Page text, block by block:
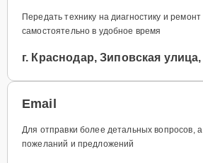
Передать технику на диагностику и
самостоятельно в удобное время
г. Краснодар, Зиповская улица,
Email
Для отправки более детальных вопросов,
пожеланий и предложений